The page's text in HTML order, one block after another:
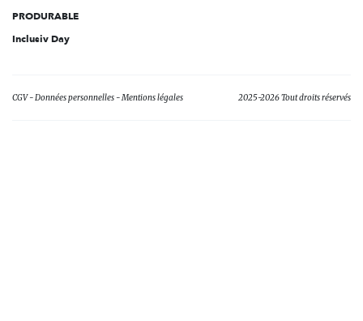
PRODURABLE
Inclusiv Day
CGV Données personnelles Mentions légales 2025-2026 Tout droits réservés